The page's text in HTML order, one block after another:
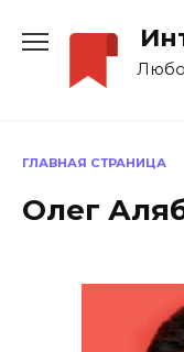
содержанию
ГЛАВНАЯ СТРАНИЦА
Олег